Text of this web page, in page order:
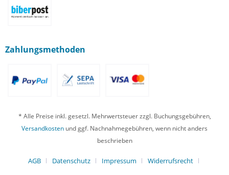
Zahlungsmethoden
* Alle Preise inkl. gesetzl. Mehrwertsteuer zzgl. Buchungsgebühren,
Versandkosten und ggf. Nachnahmegebühren, wenn nicht anders
beschrieben
AGB Datenschutz Impressum
Widerrufsrecht